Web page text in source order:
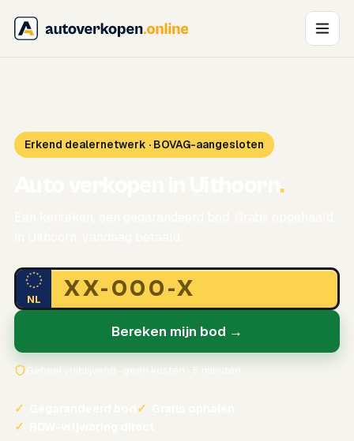
Erkend dealernetwerk · BOVAG-aangesloten
.
NL
Bereken mijn bod →
✓ ✓
✓